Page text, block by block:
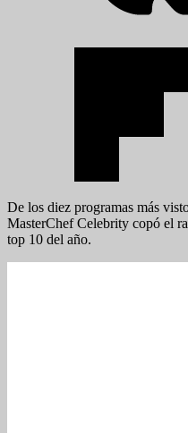
De los diez programas más
MasterChef Celebrity copó el
top 10 del año.